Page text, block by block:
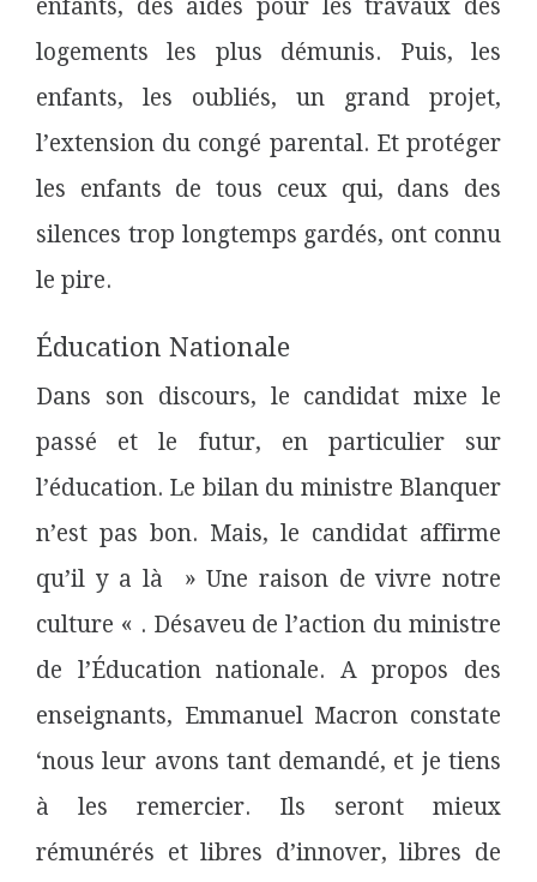
enfants, des aides pour les travaux des
logements les plus démunis. Puis, les
enfants, les oubliés, un grand projet,
l’extension du congé parental. Et protéger
les enfants de tous ceux qui, dans des
silences trop longtemps gardés, ont connu
le pire.
Éducation Nationale
Dans son discours, le candidat mixe le
passé et le futur, en particulier sur
l’éducation. Le bilan du ministre Blanquer
n’est pas bon. Mais, le candidat affirme
qu’il y a là » Une raison de vivre notre
culture « . Désaveu de l’action du ministre
de l’Éducationnationale. A propos des
enseignants, Emmanuel Macron constate
‘nous leur avons tant demandé, et je tiens
à les remercier. Ils seront mieux
rémunérés et libres d’innover, libres de